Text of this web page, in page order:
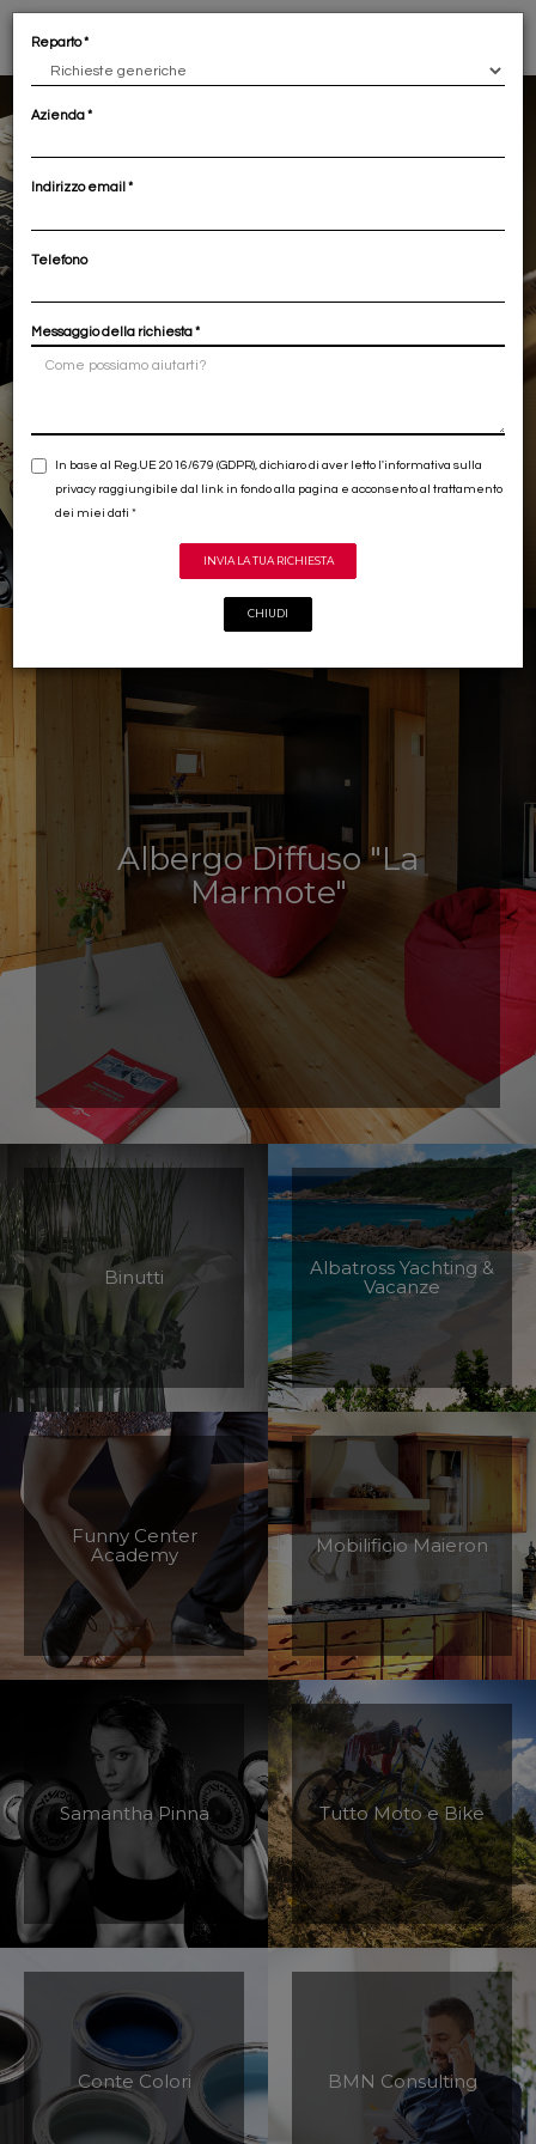
Andrea Da Ponte
Albergo Diffuso "La
Marmote"
Binutti
Albatross Yachting &
Vacanze
Funny Center
Academy
Mobilificio Maieron
Samantha Pinna Tutto Moto e Bike
Conte Colori BMN Consulting
Reparto
Azienda
Indirizzo email
Telefono
Messaggio della richiesta
In base al Reg.UE 2016/679 (GDPR), dichiaro di aver letto l'informativa sulla
privacy raggiungibile dal link in fondo alla pagina e acconsento al trattamento
dei miei dati